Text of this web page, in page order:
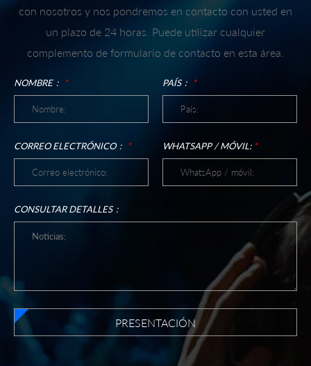
con nosotros y nos pondremos en contacto con usted en
un plazo de 24 horas. Puede utilizar cualquier
complemento de formulario de contacto en esta área.
NOMBRE： * PAÍS： *
CORREO ELECTRÓNICO： * WHATSAPP / MÓVIL: *
CONSULTAR DETALLES：
PRESENTACIÓN